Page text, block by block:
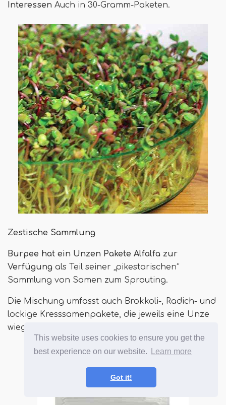
This website uses cookies to ensure you get the
best experience on our website.
Learn more
Got it!
Interessen Auch in 30-Gramm-Paketen.
Zestische Sammlung
Burpee hat ein Unzen Pakete Alfalfa zur
Verfügung als Teil seiner „pikestarischen“
Sammlung von Samen zum Sprouting.
Die Mischung umfasst auch Brokkoli-, Radich- und
lockige Kresssamenpakete, die jeweils eine Unze
wiegen.